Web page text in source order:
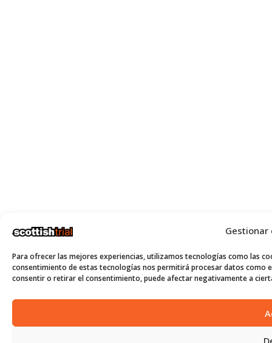
Para ofrecer las mejores experiencias, utilizamos tecnologías como las
consentimiento de estas tecnologías nos permitirá procesar datos como
consentir o retirar el consentimiento, puede afectar negativamente a